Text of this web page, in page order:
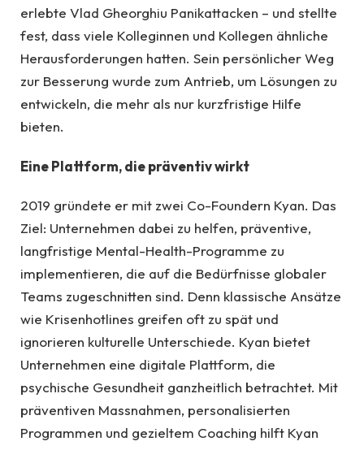
erlebte Vlad Gheorghiu Panikattacken – und stellte
fest, dass viele Kolleginnen und Kollegen ähnliche
Herausforderungen hatten. Sein persönlicher Weg
zur Besserung wurde zum Antrieb, um Lösungen zu
entwickeln, die mehr als nur kurzfristige Hilfe
bieten.
Eine Plattform, die präventiv wirkt
2019 gründete er mit zwei Co-Foundern Kyan. Das
Ziel: Unternehmen dabei zu helfen, präventive,
langfristige Mental-Health-Programme zu
implementieren, die auf die Bedürfnisse globaler
Teams zugeschnitten sind. Denn klassische Ansätze
wie Krisenhotlines greifen oft zu spät und
ignorieren kulturelle Unterschiede. Kyan bietet
Unternehmen eine digitale Plattform, die
psychische Gesundheit ganzheitlich betrachtet. Mit
präventiven Massnahmen, personalisierten
Programmen und gezieltem Coaching hilft Kyan